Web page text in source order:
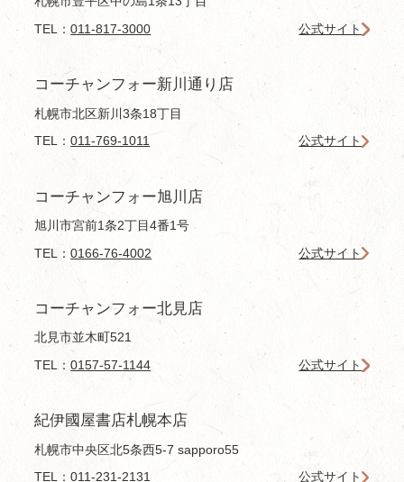
TEL：011-817-3000 公式サイト
コーチャンフォー新川通り店
札幌市北区新川3条18丁目
TEL：011-769-1011 公式サイト
コーチャンフォー旭川店
旭川市宮前1条2丁目4番1号
TEL：0166-76-4002 公式サイト
コーチャンフォー北見店
北見市並木町521
TEL：0157-57-1144 公式サイト
紀伊國屋書店札幌本店
札幌市中央区北5条西5-7 sapporo55
TEL：011-231-2131 公式サイト